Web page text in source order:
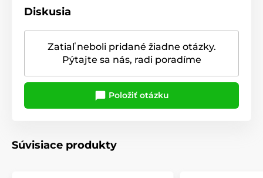
Diskusia
Zatiaľ neboli pridané žiadne otázky.
Pýtajte sa nás, radi poradíme
Položiť otázku
Súvisiace produkty